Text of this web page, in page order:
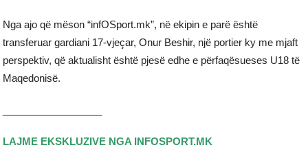
Nga ajo që mëson “infOSport.mk”, në ekipin e parë është
transferuar gardiani 17-vjeçar, Onur Beshir, një portier ky me mjaft
perspektiv, që aktualisht është pjesë edhe e përfaqësueses U18 të
Maqedonisë.
LAJME EKSKLUZIVE NGA INFOSPORT.MK